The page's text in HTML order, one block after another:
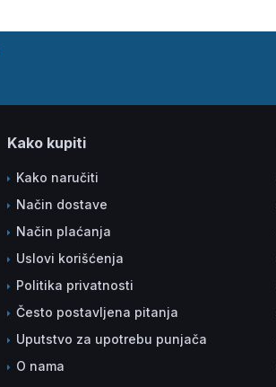
Kako kupiti
Kako naručiti
Način dostave
Način plaćanja
Uslovi korišćenja
Politika privatnosti
Često postavljena pitanja
Uputstvo za upotrebu punjača
O nama